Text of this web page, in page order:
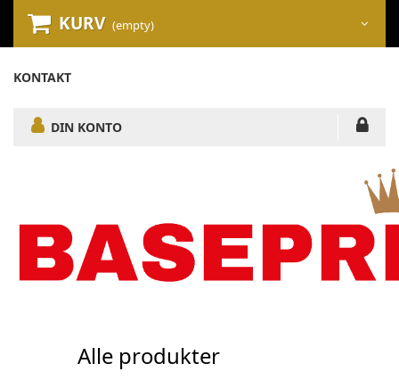
KURV (empty)
KONTAKT
DIN KONTO
Alle produkter